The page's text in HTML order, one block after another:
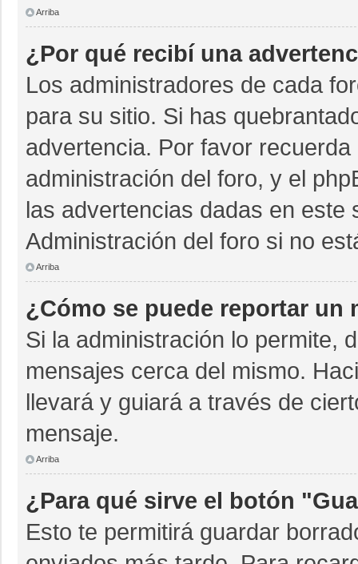
Arriba
¿Por qué recibí una
Los administradores de cada
para su sitio. Si has
advertencia. Por favor
administración del foro, y el
las advertencias dadas en este
Administración del foro si no
Arriba
¿Cómo se puede reportar un
Si la administración lo permite,
mensajes cerca del mismo.
llevará y guiará a través de
mensaje.
Arriba
¿Para qué sirve el botón
Esto te permitirá guardar